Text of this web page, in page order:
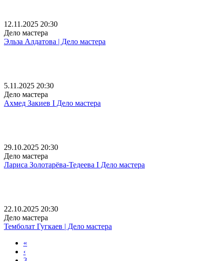
12.11.2025 20:30
Дело мастера
Эльза Алдатова | Дело мастера
5.11.2025 20:30
Дело мастера
Ахмед Закиев I Дело мастера
29.10.2025 20:30
Дело мастера
Лариса Золотарёва-Тедеева I Дело мастера
22.10.2025 20:30
Дело мастера
Темболат Гугкаев | Дело мастера
«
‹